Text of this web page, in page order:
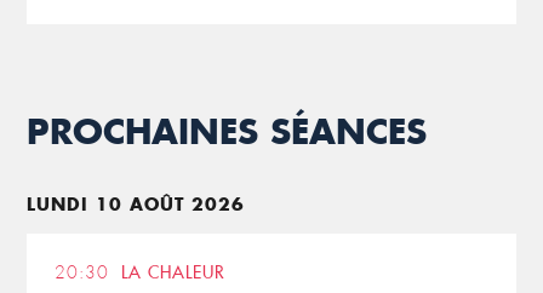
PROCHAINES SÉANCES
LUNDI 10 AOÛT 2026
20:30 LA CHALEUR